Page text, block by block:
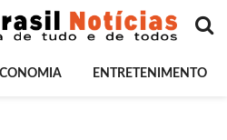
ENTRETENIMENTO